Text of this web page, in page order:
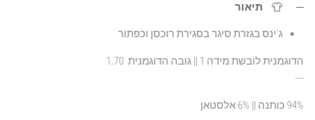
תיאור
ג'ינס בגזרת סיגר בסגירת רוכסן וכפתור
הדוגמנית לובשת מידה 1 || גובה הדוגמנית 1.70
---
94% כותנה || 6% אלסטאן